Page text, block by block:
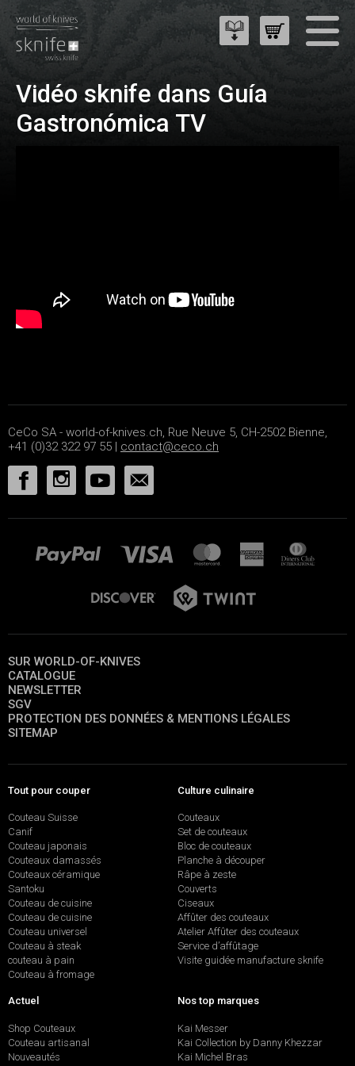
Vidéo sknife dans Guía
Gastronómica TV
CeCo SA - world-of-knives.ch, Rue Neuve 5, CH-2502 Bienne,
+41 (0)32 322 97 55 | contact@ceco.ch
SUR WORLD-OF-KNIVES
CATALOGUE
NEWSLETTER
SGV
PROTECTION DES DONNÉES & MENTIONS LÉGALES
SITEMAP
Tout pour couper
Couteau Suisse
Canif
Couteau japonais
Couteaux damassés
Couteaux céramique
Santoku
Couteau de cuisine
Couteau de cuisine
Couteau universel
Couteau à steak
couteau à pain
Couteau à fromage
Culture culinaire
Couteaux
Set de couteaux
Bloc de couteaux
Planche à découper
Râpe à zeste
Couverts
Ciseaux
Affûter des couteaux
Atelier Affûter des couteaux
Service d’affûtage
Visite guidée manufacture sknife
Actuel
Shop Couteaux
Couteau artisanal
Nouveautés
Nos top marques
Kai Messer
Kai Collection by Danny Khezzar
Kai Michel Bras